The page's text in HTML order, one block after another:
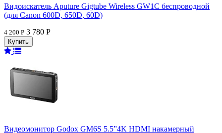
Видоискатель Aputure Gigtube Wireless GW1C беспроводной
(для Canon 600D, 650D, 60D)
4 200 Р 3 780 Р
Видеомонитор Godox GM6S 5.5”4K HDMI накамерный